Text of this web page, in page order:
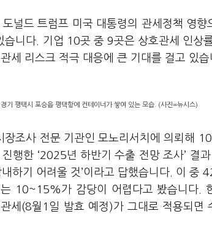
널드 트럼프 미국 대통령의 관세정책 영
습니다
기업 10곳 중 9곳은 상호관세 인상
세 리스크 적극 대응에 큰 기대를 걸고 있습
기 평택시 포승읍 평택항에 컨테이너가 쌓여 있는 모습. (사진=뉴시스)
장조사 전문 기관인 모노리서치에 의뢰해 10
행한 ‘2025년 하반기 수출 전망 조사’ 결
하기 어려울 것’이라고 답했습니다 이 중
는 10~15%가 감당이 어렵다고 봤습니다 .
세 (8월 1 일 발효 예정 )가 그대로 적용되면